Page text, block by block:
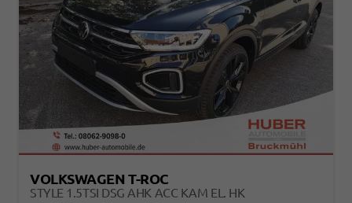
VOLKSWAGEN T-ROC
STYLE 1.5TSI DSG AHK ACC KAM EL. HK